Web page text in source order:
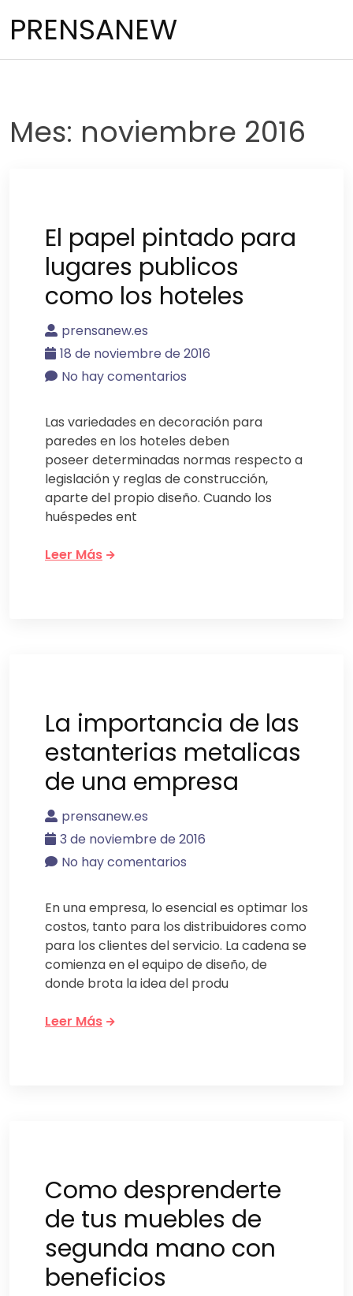
PRENSANEW
Mes: noviembre 2016
El papel pintado para
lugares publicos
como los hoteles
prensanew.es
18 de noviembre de 2016
No hay comentarios
Las variedades en decoración para
paredes en los hoteles deben
poseer determinadas normas respecto a
legislación y reglas de construcción,
aparte del propio diseño. Cuando los
huéspedes ent
Leer Más
La importancia de las
estanterias metalicas
de una empresa
prensanew.es
3 de noviembre de 2016
No hay comentarios
En una empresa, lo esencial es optimar los
costos, tanto para los distribuidores como
para los clientes del servicio. La cadena se
comienza en el equipo de diseño, de
donde brota la idea del produ
Leer Más
Como desprenderte
de tus muebles de
segunda mano con
beneficios